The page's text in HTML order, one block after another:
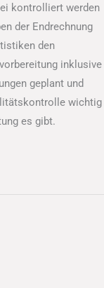
kontrolliert werden
der Endrechnung
den
inklusive
geplant und
wichtig
es gibt.